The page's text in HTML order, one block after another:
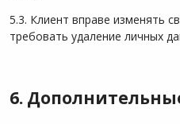
5.3. Клиент вправе изменять
требовать удаление личных
6.